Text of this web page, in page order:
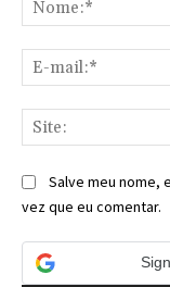
Salve meu nome,
vez que eu comentar.